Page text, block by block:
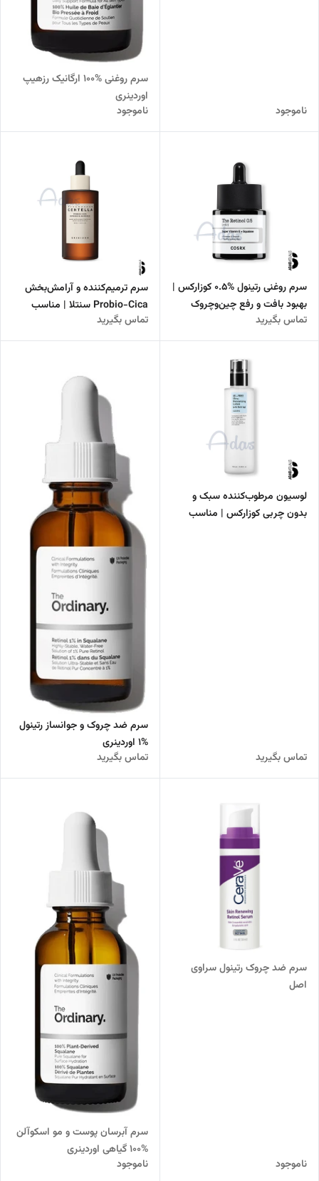
ناموجود
سرم روغنی %100 ارگانیک رزهیپ
اوردینری
ناموجود
سرم روغنی رتینول %0.5 کوزارکس |
بهبود بافت و رفع چین‌وچروک
پوست
تماس بگیرید
سرم ترمیم‌کننده و آرامش‌بخش
Probio-Cica سنتلا | مناسب
پوست‌های حساس و آسیب‌دیده
تماس بگیرید
لوسیون مرطوب‌کننده سبک و
بدون چربی کوزارکس | مناسب
تماس بگیرید
سرم ضد چروک و جوانساز رتینول
%1 اوردینری
تماس بگیرید
سرم ضد چروک رتینول سراوی
اصل
ناموجود
سرم آبرسان پوست و مو اسکوآلن
%100 گیاهی اوردینری
ناموجود